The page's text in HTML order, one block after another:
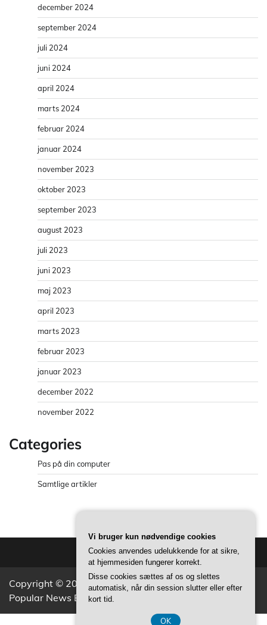
december 2024
september 2024
juli 2024
juni 2024
april 2024
marts 2024
februar 2024
januar 2024
november 2023
oktober 2023
september 2023
august 2023
juli 2023
juni 2023
maj 2023
april 2023
marts 2023
februar 2023
januar 2023
december 2022
november 2022
Categories
Pas på din computer
Samtlige artikler
Copyright © 2026Spyware Info Danmark Theme:
Popular News By Adore Themes
Vi bruger kun nødvendige cookies
Cookies anvendes udelukkende for at sikre,
at hjemmesiden fungerer korrekt.
Disse cookies sættes af os og slettes
automatisk, når din session slutter eller efter
kort tid.
OK